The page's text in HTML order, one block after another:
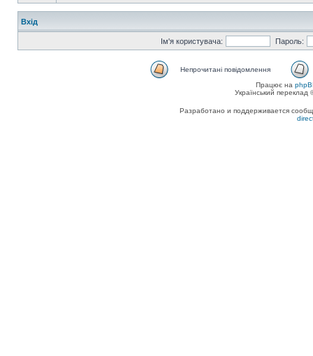
Вхід
Ім'я користувача: Пароль:
Непрочитані повідомлення
Працює на
Український
Разработано и поддерживается